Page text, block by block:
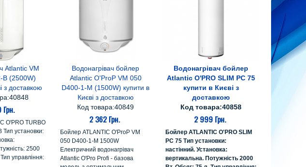
Atlantic VM
B (2500W)
з доставкою
O'PRO TURBO
Тип установки:
2500
управління:
В кошик
Водонагрівач бойлер
Atlantic O'ProP VM 050
D400-1-M (1500W) купити в
Києві з доставкою
Код товара:40849
2 362 Грн.
Бойлер ATLANTIC O'ProP VM
050 D400-1-M 1500W
Електричний водонагрівач
Atlantic O'Pro Profi - базова
В кошик
Водонагрівач бойлер
Atlantic O'PRO SLIM PC 75
купити в Києві з
доставкою
Код товара:40858
2 999 Грн.
Бойлер ATLANTIC O'PRO SLIM
PC 75 Тип установки:
настінний. Установка:
вертикальна. Потужність 2000